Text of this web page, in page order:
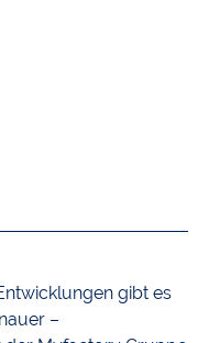
gibt es
–